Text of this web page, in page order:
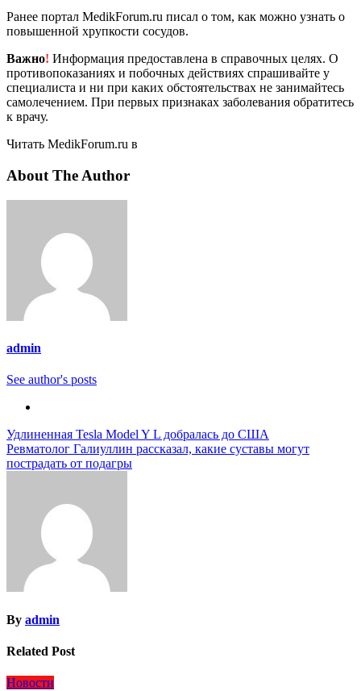
Ранее портал MedikForum.ru писал о том, как можно узнать о
повышенной хрупкости сосудов.
Важно! Информация предоставлена в справочных целях. О
противопоказаниях и побочных действиях спрашивайте у
специалиста и ни при каких обстоятельствах не занимайтесь
самолечением. При первых признаках заболевания обратитесь
к врачу.
Читать MedikForum.ru в
About The Author
admin
See author's posts
Навигация
по
Удлиненная Tesla Model Y L добралась до США
Ревматолог Галиуллин рассказал, какие суставы могут
пострадать от подагры
By admin
Related Post
Новости